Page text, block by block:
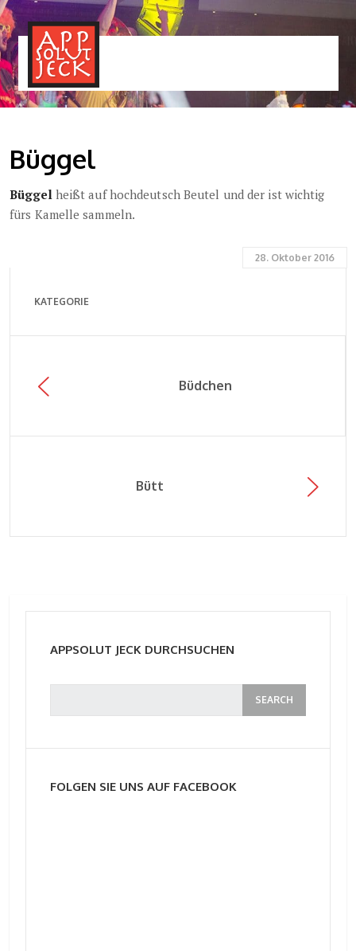
Büggel
Büggelheißt auf hochdeutsch Beutel und der ist wichtig
fürs Kamelle sammeln.
28. Oktober 2016
KATEGORIE
Büdchen
Bütt
APPSOLUT JECK DURCHSUCHEN
FOLGEN SIE UNS AUF FACEBOOK